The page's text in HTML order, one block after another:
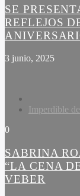
SE
REFLEJOS
3 junio, 2025
Imperdible
0
SABRINA
“LA CENA
VEBER